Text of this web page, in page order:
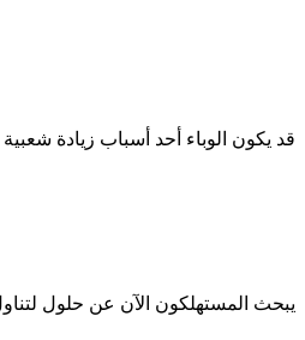
قد يكون الوباء أحد أسباب زيادة
يبحث المستهلكون الآن عن حلول